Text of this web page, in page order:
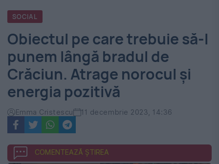
România
-
Evenimentul
Zilei
SOCIAL
Obiectul pe care trebuie să-l
punem lângă bradul de
Crăciun. Atrage norocul și
energia pozitivă
Emma Cristescu 11 decembrie 2023, 14:36
COMENTEAZĂ ȘTIREA